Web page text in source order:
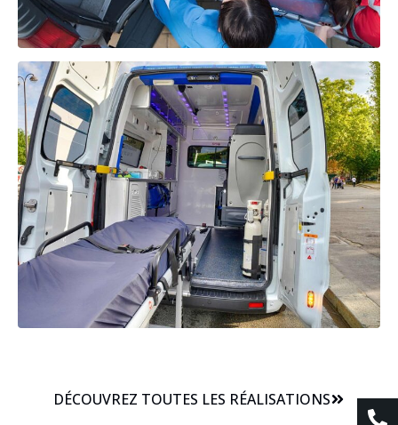
DÉCOUVREZ TOUTES LES RÉALISATIONS